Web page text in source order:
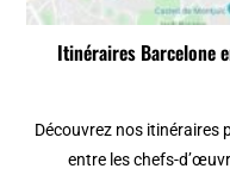
Itinéraires Barcelone
Découvrez nos itinéraires
entre les chefs-